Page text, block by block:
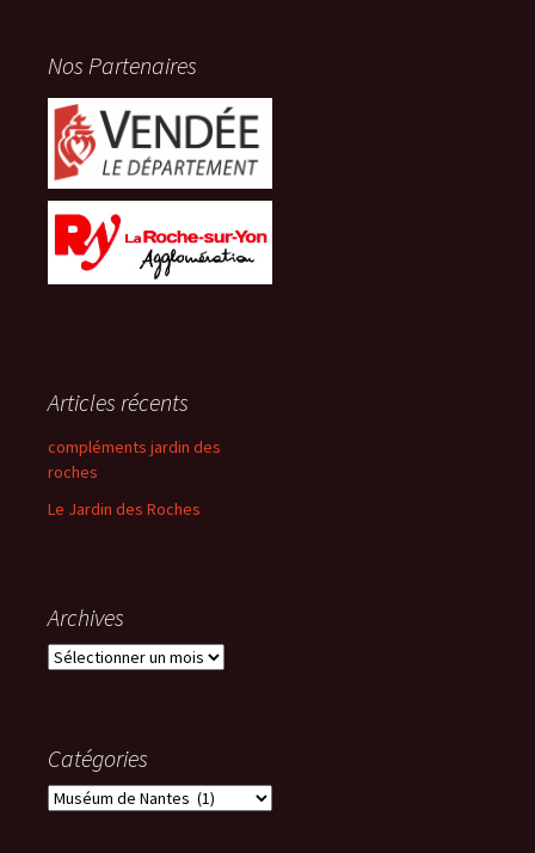
Nos Partenaires
Articles récents
compléments jardin des
roches
Le Jardin des Roches
Archives
Archives
Catégories
Catégories